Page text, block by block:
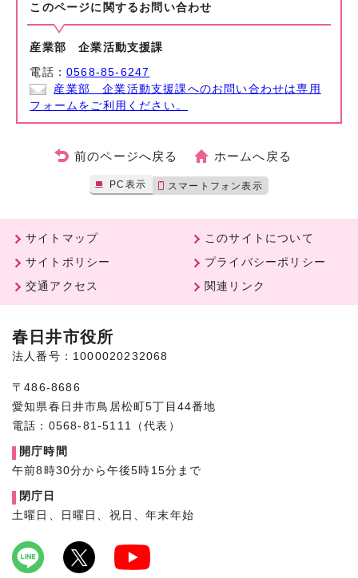
このページに関する お問い合わせ
産業部 企業活動支援課
電話：0568-85-6247
産業部 企業活動支援課へのお問い合わせは専用
フォームをご利用ください。
前のページへ戻る ホームへ戻る
PC表示 スマートフォン表示
サイトマップ
このサイトについて
サイトポリシー
プライバシーポリシー
交通アクセス
関連リンク
春日井市役所
法人番号：1000020232068
〒486-8686
愛知県春日井市鳥居松町5丁目44番地
電話：0568-81-5111（代表）
開庁時間
午前8時30分から午後5時15分まで
閉庁日
土曜日、日曜日、祝日、年末年始